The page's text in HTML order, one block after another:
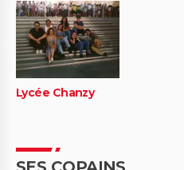
Lycée Chanzy